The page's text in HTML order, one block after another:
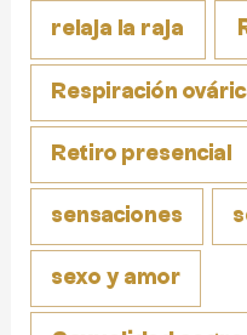
relaja la raja
Respiración
Retiro presencial
sensaciones
sexo y amor